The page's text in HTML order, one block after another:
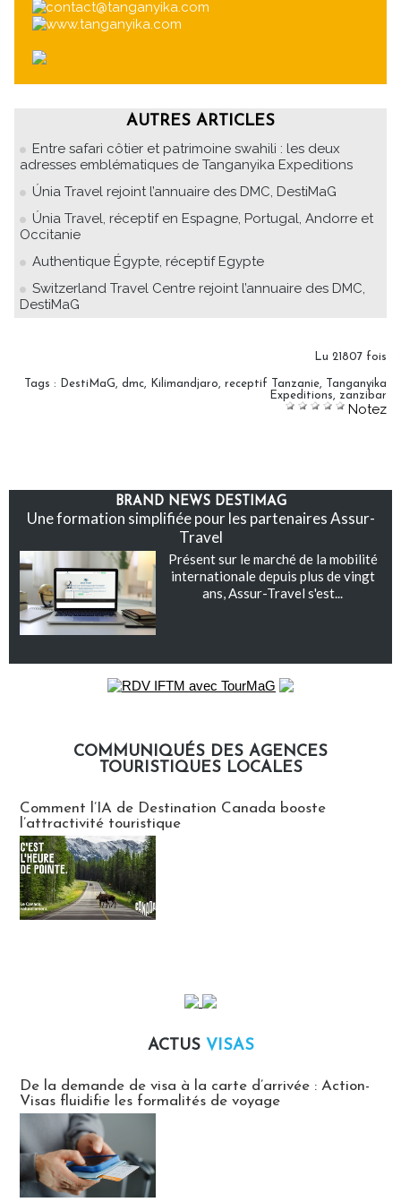
contact@tanganyika.com
www.tanganyika.com
AUTRES ARTICLES
Entre safari côtier et patrimoine swahili : les deux
adresses emblématiques de Tanganyika Expeditions
Únia Travel rejoint l’annuaire des DMC, DestiMaG
Únia Travel, réceptif en Espagne, Portugal, Andorre et
Occitanie
Authentique Égypte, réceptif Egypte
Switzerland Travel Centre rejoint l’annuaire des DMC,
DestiMaG
Lu 21807 fois
Tags : DestiMaG, dmc, Kilimandjaro, receptif Tanzanie,
Tanganyika
Expeditions, zanzibar
Notez
BRAND NEWS DESTIMAG
Une formation simplifiée pour les partenaires Assur-
Travel
Présent sur le marché de la mobilité
internationale depuis plus de vingt
ans, Assur-Travel s'est...
COMMUNIQUÉS DES AGENCES
TOURISTIQUES LOCALES
Comment l’IA de Destination Canada booste
l’attractivité touristique
ACTUS VISAS
De la demande de visa à la carte d’arrivée : Action-
Visas fluidifie les formalités de voyage